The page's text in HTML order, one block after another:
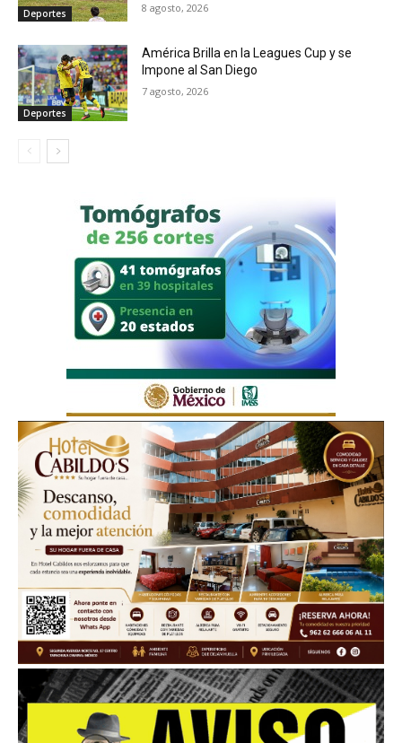
Deportes 8 agosto, 2026
Deportes
América Brilla en la Leagues Cup y se
Impone al San Diego
7 agosto, 2026